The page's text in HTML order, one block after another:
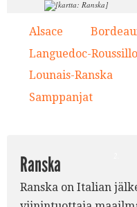
Alsace
Languedoc-
Lounais-Ranska
Samppanjat
Ranska
Ranska on Italian